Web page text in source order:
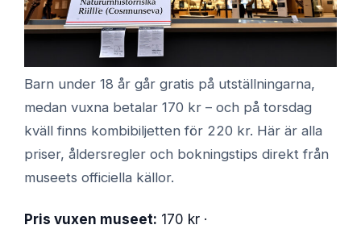
Barn under 18 år går gratis på utställningarna,
medan vuxna betalar 170 kr – och på torsdag
kväll finns kombibiljetten för 220 kr. Här är alla
priser, åldersregler och bokningstips direkt från
museets officiella källor.
Pris vuxen museet: 170 kr ·